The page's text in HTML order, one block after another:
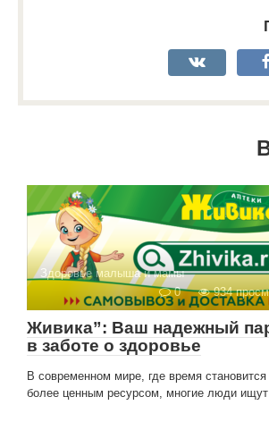
Здоровье малыша и мамы
0
934
Живика”: Ваш надежный
в заботе о здоровье
В современном мире, где время становится
более ценным ресурсом, многие люди